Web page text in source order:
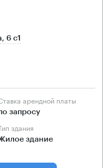
6 с1
Ставка арендной платы
запросу
Тип здания
здание